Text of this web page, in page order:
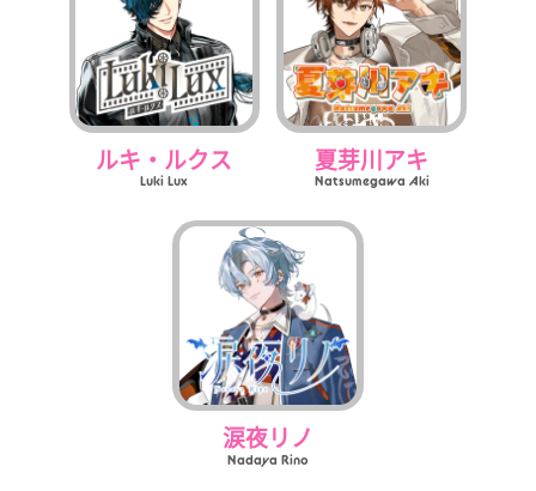
ルキ・ルクス
Luki Lux
夏芽川アキ
Natsumegawa Aki
涙夜リノ
Nadaya Rino